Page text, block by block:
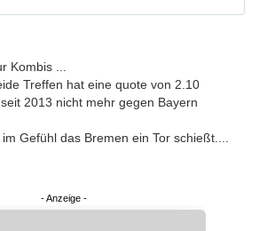
Kombis ...
Treffen hat eine quote von 2.10
seit 2013 nicht mehr gegen Bayern
Gefühl das Bremen ein Tor schießt....